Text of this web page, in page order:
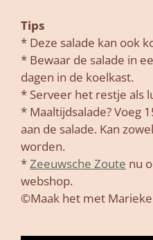
Tips
* Deze salade kan ook
* Bewaar de salade in
dagen in de koelkast.
* Serveer het restje als
* Maaltijdsalade? Voeg
aan de salade. Kan
worden.
*Zeeuwsche Zoute nu
webshop.
©Maak het met Marieke